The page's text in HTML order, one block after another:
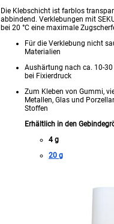
Die Klebschicht ist farblos
abbindend. Verklebungen mit
bei 20 °C eine maximale
Für die Verklebung nicht
Materialien
Aushärtung nach ca. 10-30
bei Fixierdruck
Zum Kleben von Gummi,
Metallen, Glas und
Stoffen
Erhältlich in den
4 g
20 g